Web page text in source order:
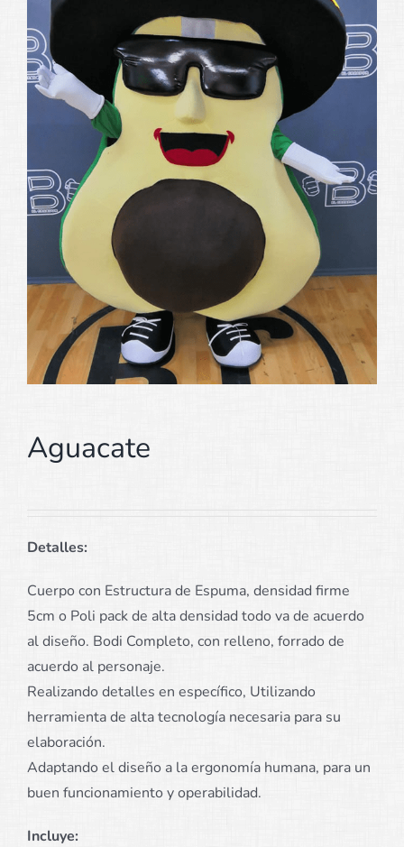
Aguacate
Detalles:
Cuerpo con Estructura de Espuma, densidad firme
5cm o Poli pack de alta densidad todo va de acuerdo
al diseño. Bodi Completo, con relleno, forrado de
acuerdo al personaje.
Realizando detalles en específico, Utilizando
herramienta de alta tecnología necesaria para su
elaboración.
Adaptando el diseño a la ergonomía humana, para un
buen funcionamiento y operabilidad.
Incluye: